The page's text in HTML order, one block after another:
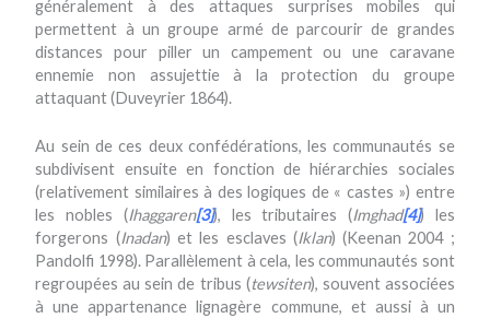
généralement à des attaques surprises mobiles qui
permettent à un groupe armé de parcourir de grandes
distances pour piller un campement ou une caravane
ennemie non assujettie à la protection du groupe
attaquant (Duveyrier 1864).
Au sein de ces deux confédérations, les communautés se
subdivisent ensuite en fonction de hiérarchies sociales
(relativement similaires à des logiques de « castes ») entre
les nobles (Ihaggaren[3]), les tributaires (Imghad[4]) les
forgerons (Inadan) et les esclaves (Iklan) (Keenan 2004 ;
Pandolfi 1998). Parallèlement à cela, les communautés sont
regroupées au sein de tribus (tewsiten), souvent associées
à une appartenance lignagère commune, et aussi à un